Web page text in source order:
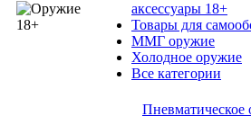
аксессуары 18+
Товары для
ММГ оружие
Холодное оружие
Все категории
Пневматическое